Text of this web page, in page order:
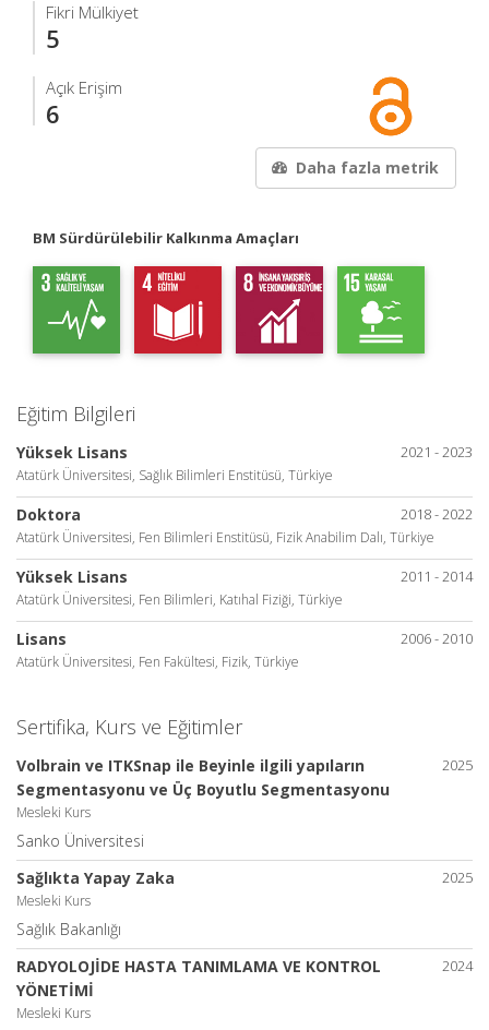
Fikri Mülkiyet
5
Açık Erişim
6
Daha fazla metrik
BM Sürdürülebilir Kalkınma Amaçları
Eğitim Bilgileri
2021 - 2023
Yüksek Lisans
Atatürk Üniversitesi, Sağlık Bilimleri Enstitüsü, Türkiye
2018 - 2022
Doktora
Atatürk Üniversitesi, Fen Bilimleri Enstitüsü, Fizik Anabilim Dalı, Türkiye
2011 - 2014
Yüksek Lisans
Atatürk Üniversitesi, Fen Bilimleri, Katıhal Fiziği, Türkiye
2006 - 2010
Lisans
Atatürk Üniversitesi, Fen Fakültesi, Fizik, Türkiye
Sertifika, Kurs ve Eğitimler
2025
Volbrain ve ITKSnap ile Beyinle ilgili yapıların
Segmentasyonu ve Üç Boyutlu Segmentasyonu
Mesleki Kurs
Sanko Üniversitesi
2025
Sağlıkta Yapay Zaka
Mesleki Kurs
Sağlık Bakanlığı
2024
RADYOLOJİDE HASTA TANIMLAMA VE KONTROL
YÖNETİMİ
Mesleki Kurs